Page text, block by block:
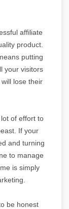
affiliate
product.
putting
your visitors
lose their
of effort to
If your
and turning
to manage
is simply
be honest